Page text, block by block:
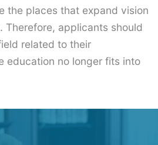
the places that expand vision
Therefore, applicants should
related to their
education no longer fits into